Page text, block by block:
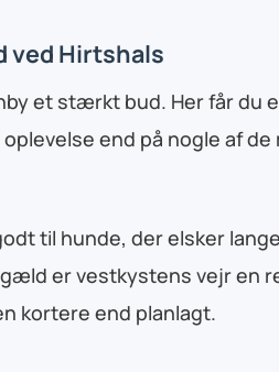
ved Hirtshals
et stærkt bud. Her får du
end på nogle af
til hunde, der elsker
er vestkystens vejr en
kortere end planlagt.